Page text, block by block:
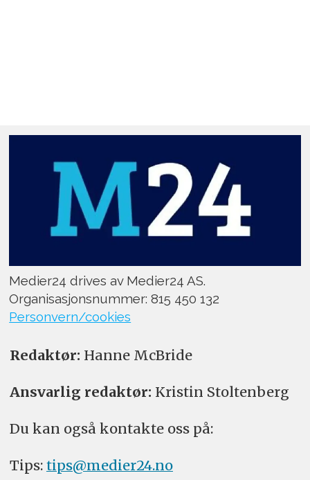
Medier24 drives av Medier24 AS.
Organisasjonsnummer: 815 450 132
Personvern/cookies
Redaktør: Hanne McBride
Ansvarlig redaktør: Kristin Stoltenberg
Du kan også kontakte oss på:
Tips: tips@medier24.no